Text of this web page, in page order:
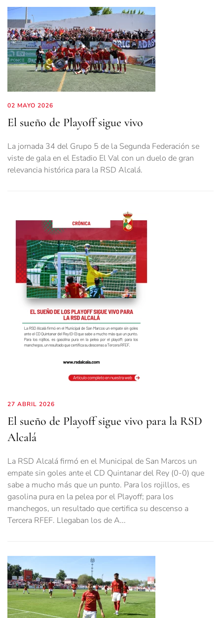
02 MAYO 2026
El sueño de Playoff sigue vivo
La jornada 34 del Grupo 5 de la Segunda Federación se
viste de gala en el Estadio El Val con un duelo de gran
relevancia histórica para la RSD Alcalá.
27 ABRIL 2026
El sueño de Playoff sigue vivo para la RSD
Alcalá
La RSD Alcalá firmó en el Municipal de San Marcos un
empate sin goles ante el CD Quintanar del Rey (0-0) que
sabe a mucho más que un punto. Para los rojillos, es
gasolina pura en la pelea por el Playoff; para los
manchegos, un resultado que certifica su descenso a
Tercera RFEF. Llegaban los de A...